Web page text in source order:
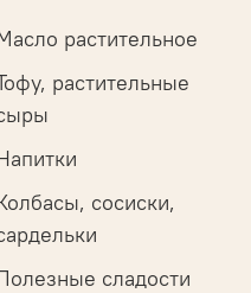
растительное
растительные
сосиски,
сладости